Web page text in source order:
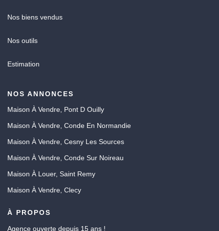
Nos biens vendus
Nos outils
Estimation
NOS ANNONCES
Maison À Vendre, Pont D Ouilly
Maison À Vendre, Conde En Normandie
Maison À Vendre, Cesny Les Sources
Maison À Vendre, Conde Sur Noireau
Maison À Louer, Saint Remy
Maison À Vendre, Clecy
À PROPOS
Agence ouverte depuis 15 ans !